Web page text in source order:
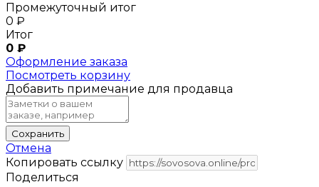
Промежуточный итог
0 ₽
Итог
0 ₽
Оформление заказа
Посмотреть корзину
Добавить примечание для продавца
Сохранить
Отмена
Копировать ссылку
Поделиться